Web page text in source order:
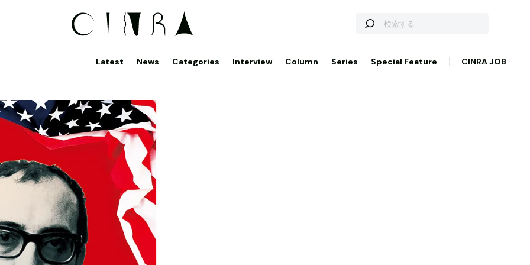
Latest News Categories Interview Column Series Special Feature CINRA JOB